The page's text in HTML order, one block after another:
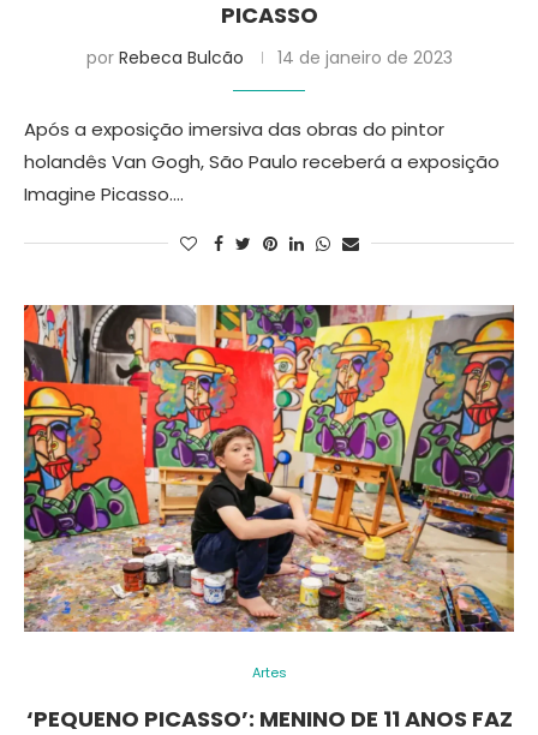
PICASSO
por Rebeca Bulcão 14 de janeiro de 2023
Após a exposição imersiva das obras do pintor
holandês Van Gogh, São Paulo receberá a exposição
Imagine Picasso.…
Artes
‘PEQUENO PICASSO’: MENINO DE 11 ANOS FAZ